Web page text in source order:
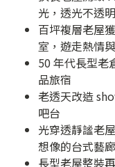
光，透光不透
百坪複層老屋
室，遊走熱情
50 年代長型老
品旅宿
老透天改造
吧台
光穿透靜謐老
想像的台式藝廊
長型老屋整裝